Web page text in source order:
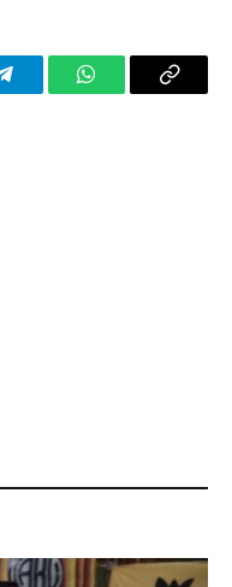
TelegramWhatsAppCopy